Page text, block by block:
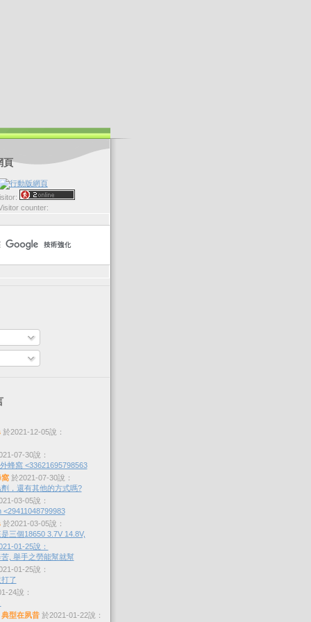
頁
counter:
於2021-12-05說：
07-30說：
蜂窩 <33621695798563
窩於2021-07-30說：
，還有其他的方式嗎?
03-05說：
<29411048799983
於2021-03-05說：
三個18650 3.7V 14.8V,
01-25說：
, 舉手之勞能幫就幫
01-25說：
了
24說：
型在夙昔於2021-01-22說：